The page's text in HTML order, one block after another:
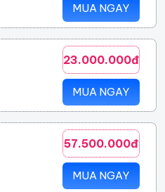
MUA NGAY
23.000.000đ
MUA NGAY
57.500.000đ
MUA NGAY